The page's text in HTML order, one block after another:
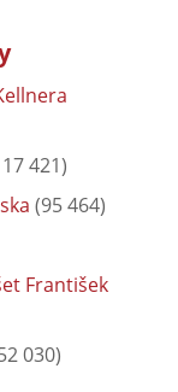
421)
(95 464)
František
030)